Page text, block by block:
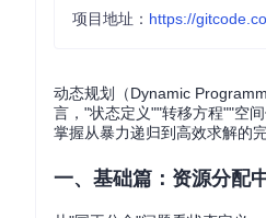
项目地址： https://
动态规划（Dynamic
言，"状态定义""转移方程""空
掌握从暴力递归到高效求解的完
一、基础篇：资源分配